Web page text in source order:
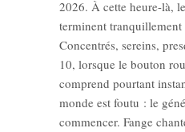
2026. À cette heure-là,
terminent tranquillement
Concentrés, sereins,
10, lorsque le bouton
comprend pourtant
monde est foutu : le
commencer. Fange